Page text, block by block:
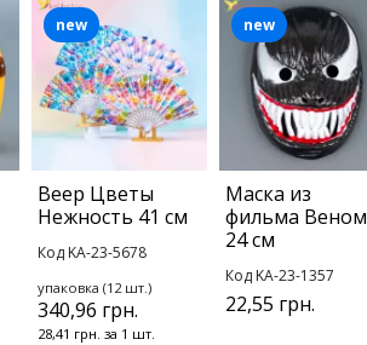
Веер Цветы
Нежность 41 см
Код KA-23-5678
упаковка (12 шт.)
340,96 грн.
28,41 грн. за 1 шт.
new
Маска из
фильма Веном
24 см
Код KA-23-1357
22,55 грн.
new